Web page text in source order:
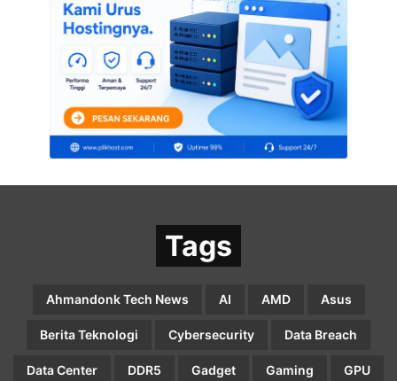
Tags
Ahmandonk Tech News AI AMD Asus
Berita Teknologi Cybersecurity Data Breach
Data Center DDR5 Gadget Gaming GPU